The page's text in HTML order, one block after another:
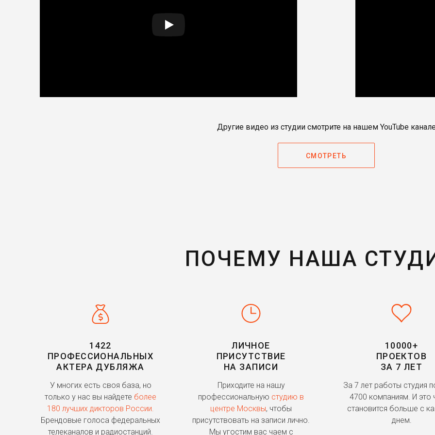
Другие видео из студии смотрите на нашем YouTube
СМОТРЕТЬ
ПОЧЕМУ НАША
1422
ПРОФЕССИОНАЛЬНЫХ
АКТЕРА ДУБЛЯЖА
У многих есть своя база, но
только у нас вы найдете более
180 лучших дикторов России.
Брендовые голоса федеральных
телеканалов и радиостанций.
ЛИЧНОЕ
ПРИСУТСТВИЕ
НА ЗАПИСИ
Приходите на нашу
профессиональную студию в
центре Москвы, чтобы
присутствовать на записи лично.
Мы угостим вас чаем с
10000+
ПРОЕКТОВ
ЗА 7 ЛЕТ
За 7 лет работы студия
4700 компаниям. И это
становится больше с
днем.